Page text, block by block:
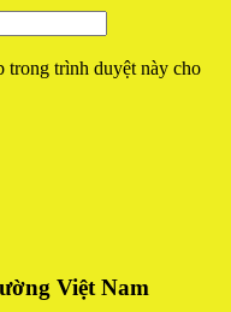
trong trình duyệt này cho
Việt Nam